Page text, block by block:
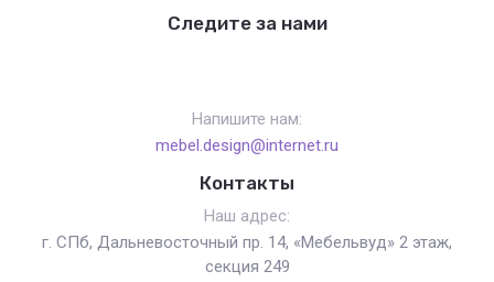
Следите за нами
Напишите нам:
mebel.design@internet.ru
Контакты
Наш адрес:
г. СПб, Дальневосточный пр. 14, «Мебельвуд» 2 этаж,
секция 249